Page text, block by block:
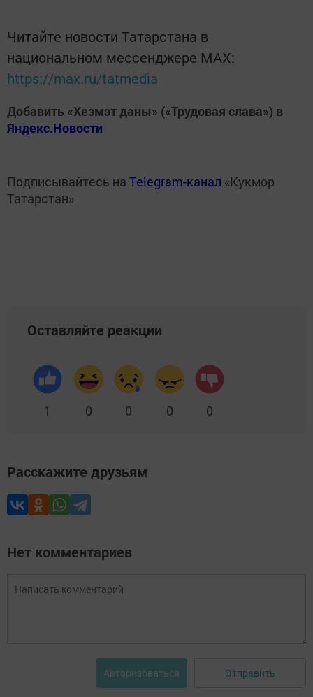
Читайте новости Татарстана в
национальном мессенджере MАХ:
https://max.ru/tatmedia
Добавить «Хезмэт даны» («Трудовая слава») в
Яндекс.Новости
Подписывайтесь на Telegram-канал «Кукмор
Татарстан»
Оставляйте реакции
1 0 0 0 0
Расскажите друзьям
Нет комментариев
Авторизоваться Отправить